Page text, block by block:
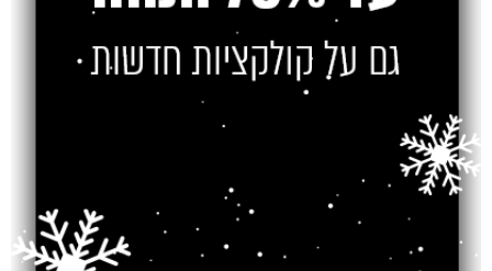
צרו קשר
מוצרים קשורים
SOLD OUT
SOLD OUT